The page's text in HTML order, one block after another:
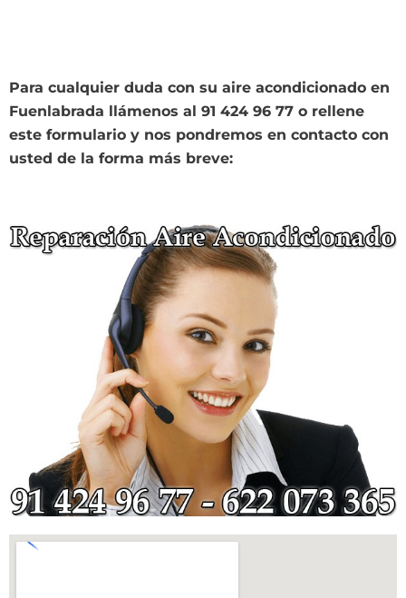
Para cualquier duda con su aire acondicionado en
Fuenlabrada llámenos al 91 424 96 77 o rellene
este formulario y nos pondremos en contacto con
usted de la forma más breve: